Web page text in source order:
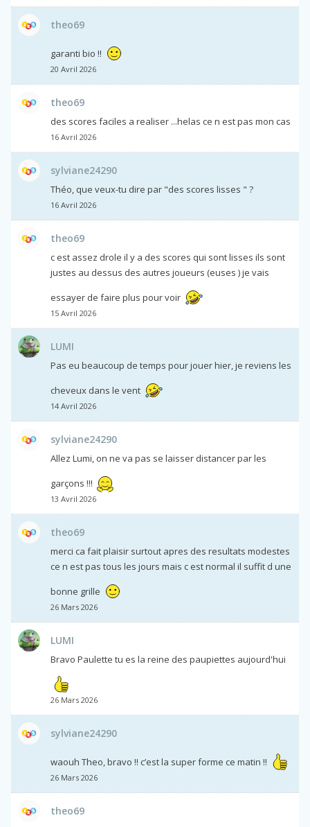
theo69
garanti bio !!
20 Avril 2026
theo69
des scores faciles a realiser ...helas ce n est pas mon cas
16 Avril 2026
sylviane24290
Théo, que veux-tu dire par "des scores lisses " ?
16 Avril 2026
theo69
c est assez drole il y a des scores qui sont lisses ils sont
justes au dessus des autres joueurs (euses ) je vais
essayer de faire plus pour voir
15 Avril 2026
LUMI
Pas eu beaucoup de temps pour jouer hier, je reviens les
cheveux dans le vent
14 Avril 2026
sylviane24290
Allez Lumi, on ne va pas se laisser distancer par les
garçons !!!
13 Avril 2026
theo69
merci ca fait plaisir surtout apres des resultats modestes
ce n est pas tous les jours mais c est normal il suffit d une
bonne grille
26 Mars 2026
LUMI
Bravo Paulette tu es la reine des paupiettes aujourd'hui
26 Mars 2026
sylviane24290
waouh Theo, bravo !! c’est la super forme ce matin !!
26 Mars 2026
theo69